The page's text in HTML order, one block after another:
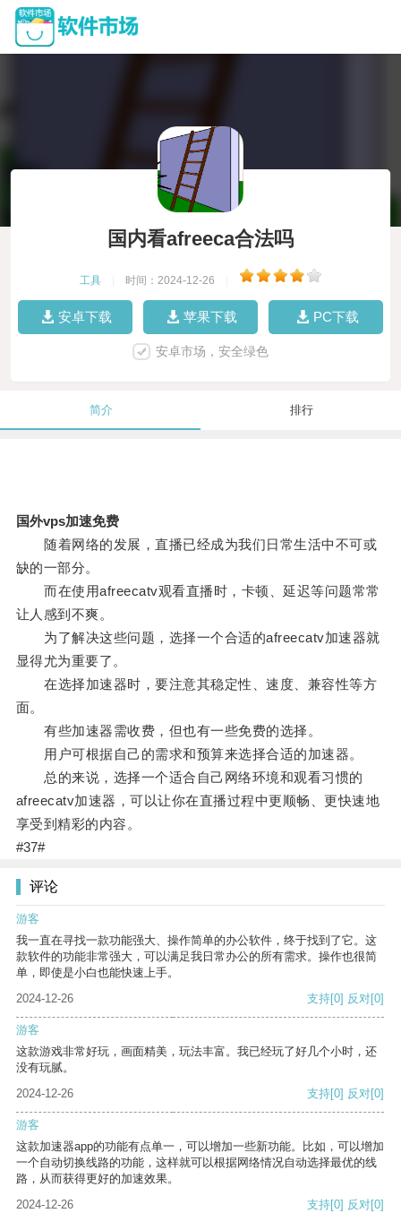
国内看afreeca合法吗
工具 时间：2024-12-26
安卓下载 苹果下载 PC下载
安卓市场，安全绿色
简介 排行
国外vps加速免费
随着网络的发展，直播已经成为我们日常生活中不可或
缺的一部分。
而在使用afreecatv观看直播时，卡顿、延迟等问题常常
让人感到不爽。
为了解决这些问题，选择一个合适的afreecatv加速器就
显得尤为重要了。
在选择加速器时，要注意其稳定性、速度、兼容性等方
面。
有些加速器需收费，但也有一些免费的选择。
用户可根据自己的需求和预算来选择合适的加速器。
总的来说，选择一个适合自己网络环境和观看习惯的
afreecatv加速器，可以让你在直播过程中更顺畅、更快速地
享受到精彩的内容。
#37#
评论
游客
我一直在寻找一款功能强大、操作简单的办公软件，终于找到了它。这
款软件的功能非常强大，可以满足我日常办公的所有需求。操作也很简
单，即使是小白也能快速上手。
2024-12-26
支持[0] 反对[0]
游客
这款游戏非常好玩，画面精美，玩法丰富。我已经玩了好几个小时，还
没有玩腻。
2024-12-26
支持[0] 反对[0]
游客
这款加速器app的功能有点单一，可以增加一些新功能。比如，可以增加
一个自动切换线路的功能，这样就可以根据网络情况自动选择最优的线
路，从而获得更好的加速效果。
2024-12-26
支持[0] 反对[0]